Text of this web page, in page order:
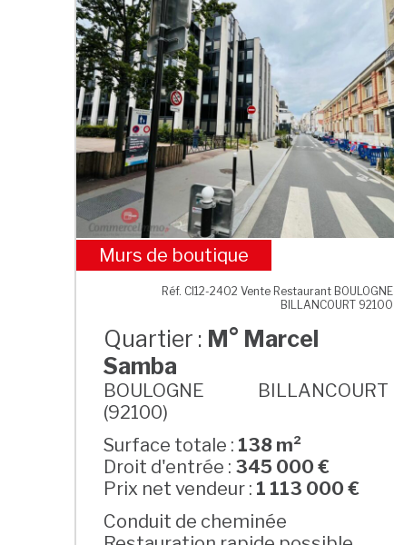
M° Marcel Samba
Murs de boutique
Réf. CI12-2402 Vente Restaurant BOULOGNE
BILLANCOURT 92100
Quartier : M° Marcel
Samba
BOULOGNE BILLANCOURT
(92100)
Surface totale : 138 m²
Droit d'entrée : 345 000 €
Prix net vendeur : 1 113 000 €
Conduit de cheminée